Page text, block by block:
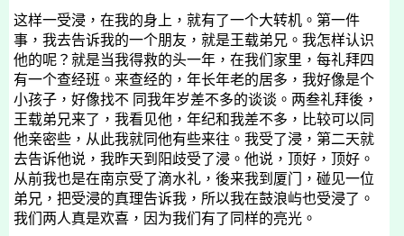
这样一受浸，在我的身上，就有了一个大转机。第一件
事，我去告诉我的一个朋友，就是王载弟兄。我怎样认识
他的呢？就是当我得救的头一年，在我们家里，每礼拜四
有一个查经班。来查经的，年长年老的居多，我好像是个
小孩子，好像找不 同我年岁差不多的谈谈。两叁礼拜後，
王载弟兄来了，我看见他，年纪和我差不多，比较可以同
他亲密些，从此我就同他有些来往。我受了浸，第二天就
去告诉他说，我昨天到阳歧受了浸。他说，顶好，顶好。
从前我也是在南京受了滴水礼，後来我到厦门，碰见一位
弟兄，把受浸的真理告诉我，所以我在鼓浪屿也受浸了。
我们两人真是欢喜，因为我们有了同样的亮光。